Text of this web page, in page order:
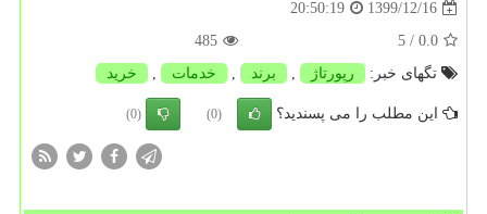
1399/12/16
20:50:19
0.0
/ 5
485
تگهای خبر:
رپورتاژ , برند , خدمات , خرید
این مطلب را می پسندید؟ (0)
(0)